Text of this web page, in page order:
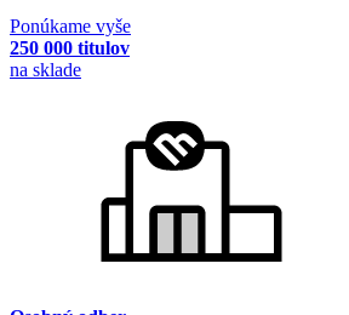
Ponúkame vyše
250 000 titulov
na sklade